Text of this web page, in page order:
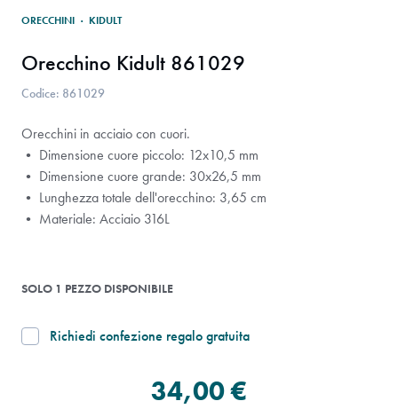
ORECCHINI · KIDULT
Orecchino Kidult 861029
Codice: 861029
Orecchini in acciaio con cuori.
• Dimensione cuore piccolo: 12x10,5 mm
• Dimensione cuore grande: 30x26,5 mm
• Lunghezza totale dell'orecchino: 3,65 cm
• Materiale: Acciaio 316L
SOLO 1 PEZZO DISPONIBILE
Richiedi confezione regalo gratuita
34,00 €